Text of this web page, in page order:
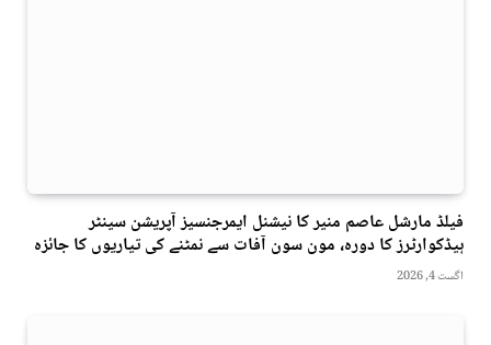
فیلڈ مارشل عاصم منیر کا نیشنل ایمرجنسیز آپریشن سینٹر
ہیڈکوارٹرز کا دورہ، مون سون آفات سے نمٹنے کی تیاریوں کا جائزہ
اگست 4, 2026